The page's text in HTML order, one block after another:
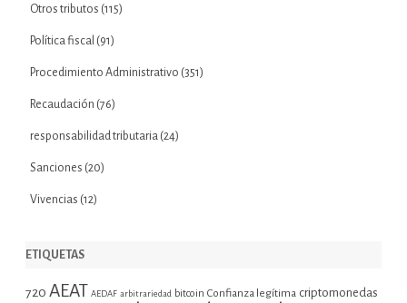
Otros tributos (115)
Política fiscal (91)
Procedimiento Administrativo (351)
Recaudación (76)
responsabilidad tributaria (24)
Sanciones (20)
Vivencias (12)
ETIQUETAS
720 AEAT AEDAF arbitrariedad bitcoin Confianza legítima criptomonedas